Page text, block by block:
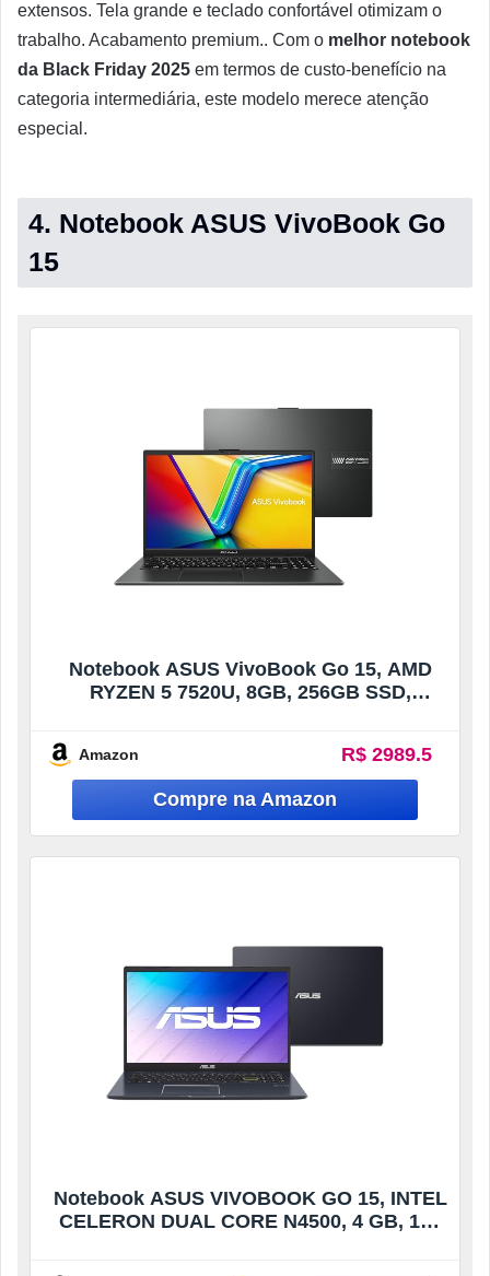
extensos. Tela grande e teclado confortável otimizam o
trabalho. Acabamento premium.. Com o melhor notebook
da Black Friday 2025 em termos de custo-benefício na
categoria intermediária, este modelo merece atenção
especial.
4. Notebook ASUS VivoBook Go
15
Notebook ASUS VivoBook Go 15, AMD
RYZEN 5 7520U, 8GB, 256GB SSD,
Amazon R$ 2989.5
Notebook ASUS VIVOBOOK GO 15, INTEL
CELERON DUAL CORE N4500, 4 GB, 128